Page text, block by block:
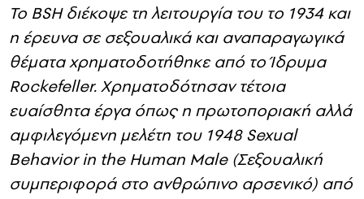
Το BSH διέκοψε τη λειτουργία του το 1934 και
η έρευνα σε σεξουαλικά και αναπαραγωγικά
θέματα χρηματοδοτήθηκε από το Ίδρυμα
Rockefeller. Χρηματοδότησαν τέτοια
ευαίσθητα έργα όπως η πρωτοποριακή αλλά
αμφιλεγόμενη μελέτη του 1948 Sexual
Behavior in the Human Male (Σεξουαλική
συμπεριφορά στο ανθρώπινο αρσενικό) από